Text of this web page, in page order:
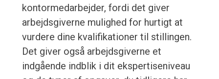
kontormedarbejder, fordi det giver
arbejdsgiverne mulighed for hurtigt at
vurdere dine kvalifikationer til stillingen.
Det giver også arbejdsgiverne et
indgående indblik i dit ekspertiseniveau